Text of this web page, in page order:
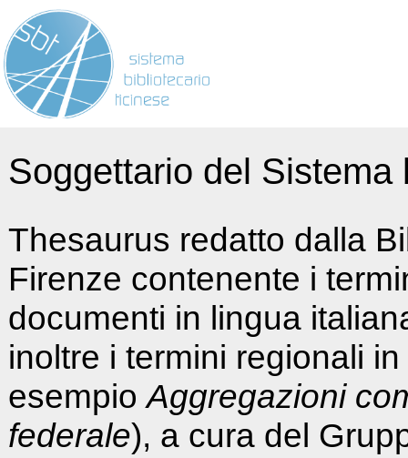
Soggettario del
Thesaurus redatto dalla
Firenze contenente i
documenti in lingua
inoltre i termini regionali
esempioAggregazioni
federale), a cura del